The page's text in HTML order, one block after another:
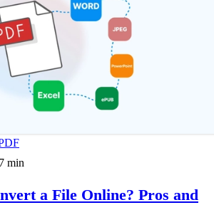
7 min
a File Online? Pros and